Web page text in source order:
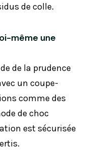
de colle.
même une
de la prudence
un coupe-
comme des
de choc
est sécurisée